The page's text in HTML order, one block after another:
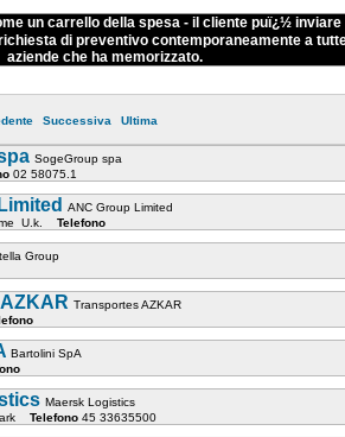
un carrello della spesa - il cliente puï¿½ inviare
di preventivo contemporaneamente a
aziende che ha memorizzato.
Successiva Ultima
SogeGroup spa
02 58075.1
ANC Group Limited
U.k. Telefono
Group
Transportes AZKAR
Bartolini SpA
Maersk Logistics
Telefono 45 33635500